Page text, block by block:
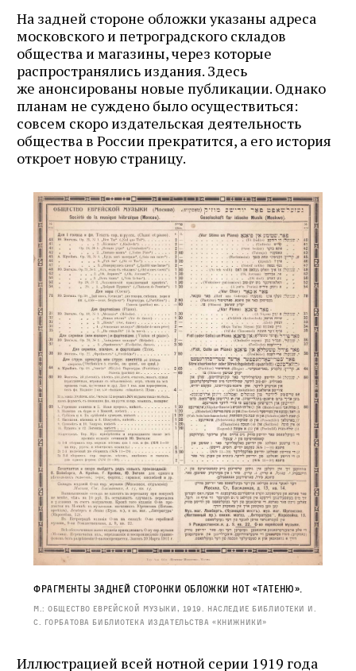
На задней стороне обложки указаны адреса
московского и петроградского складов
общества и магазины, через которые
распространялись издания. Здесь
же анонсированы новые публикации. Однако
планам не суждено было осуществиться:
совсем скоро издательская деятельность
общества в России прекратится, а его история
откроет новую страницу.
Фрагменты задней сторонки обложки нот «Татеню».
М.: Общество еврейской музыки, 1919. Наследие Библиотеки И.
С. Горбатова Библиотека издательства «Книжники»
Иллюстрацией всей нотной серии 1919 года
Подписаться